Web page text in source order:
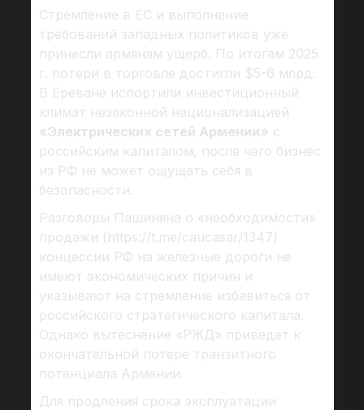
Стремление в ЕС и выполнение
требований западных политиков уже
принесли армянам ущерб. По итогам 2025
г. потери в торговле достигли $5-6 млрд.
В Ереване испортили инвестиционный
климат незаконной национализацией
«Электрических сетей Армении» с
российским капиталом, после чего бизнес
из РФ не может ощущать себя в
безопасности.
Разговоры Пашиняна о «необходимости»
продажи (https://t.me/caucasar/1347)
концессии РФ на железные дороги не
имеют экономических причин и
указывают на стремление избавиться от
российского стратегического капитала.
Однако вытеснение «РЖД» приведет к
окончательной потере транзитного
потенциала Армении.
Для продления срока эксплуатации